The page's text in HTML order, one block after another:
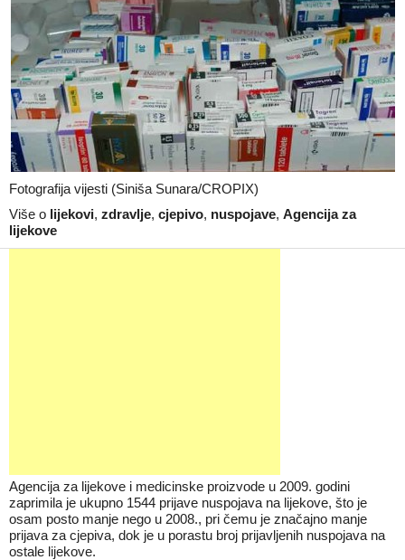
Fotografija vijesti (Siniša Sunara/CROPIX)
Više o lijekovi, zdravlje, cjepivo, nuspojave, Agencija za
lijekove
Agencija za lijekove i medicinske proizvode u 2009. godini
zaprimila je ukupno 1544 prijave nuspojava na lijekove, što je
osam posto manje nego u 2008., pri čemu je značajno manje
prijava za cjepiva, dok je u porastu broj prijavljenih nuspojava na
ostale lijekove.